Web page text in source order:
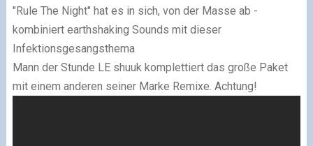
"Rule The Night" hat es in sich, von der Masse ab -
kombiniert earthshaking Sounds mit dieser
Infektionsgesangsthema
Mann der Stunde LE shuuk komplettiert das große Paket
mit einem anderen seiner Marke Remixe. Achtung!